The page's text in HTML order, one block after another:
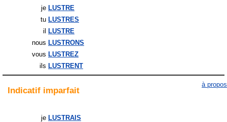
je LUSTRE
tu LUSTRES
il
LUSTRE
nous LUSTRONS
vous LUSTREZ
ils LUSTRENT
Indicatif imparfait
à propos
je LUSTRAIS